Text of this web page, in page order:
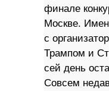
финале
Москве.
с
Трампом и
сей день
Совсем